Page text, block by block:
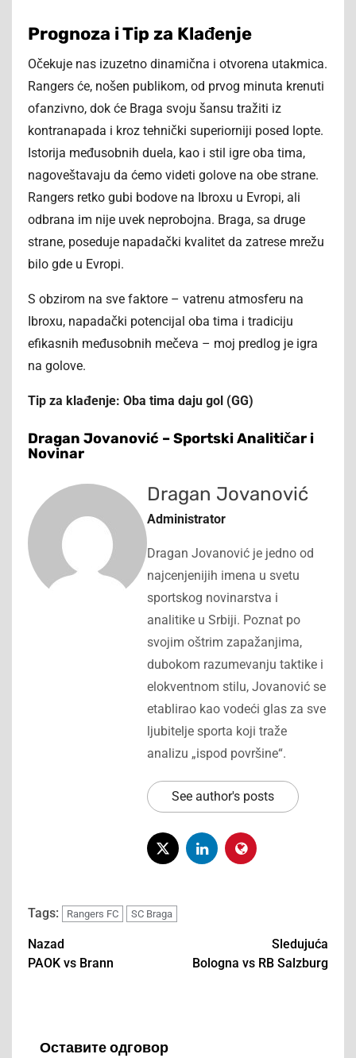
Prognoza i Tip za Klađenje
Očekuje nas izuzetno dinamična i otvorena utakmica.
Rangers će, nošen publikom, od prvog minuta krenuti
ofanzivno, dok će Braga svoju šansu tražiti iz
kontranapada i kroz tehnički superiorniji posed lopte.
Istorija međusobnih duela, kao i stil igre oba tima,
nagoveštavaju da ćemo videti golove na obe strane.
Rangers retko gubi bodove na Ibroxu u Evropi, ali
odbrana im nije uvek neprobojna. Braga, sa druge
strane, poseduje napadački kvalitet da zatrese mrežu
bilo gde u Evropi.
S obzirom na sve faktore – vatrenu atmosferu na
Ibroxu, napadački potencijal oba tima i tradiciju
efikasnih međusobnih mečeva – moj predlog je igra
na golove.
Tip za klađenje: Oba tima daju gol (GG)
Dragan Jovanović – Sportski Analitičar i
Novinar
Dragan Jovanović
Administrator
Dragan Jovanović je jedno od
najcenjenijih imena u svetu
sportskog novinarstva i
analitike u Srbiji. Poznat po
svojim oštrim zapažanjima,
dubokom razumevanju taktike i
elokventnom stilu, Jovanović se
etablirao kao vodeći glas za sve
ljubitelje sporta koji traže
analizu „ispod površine“.
See author's posts
Tags: Rangers FC SC Braga
Post
Nazad
PAOK vs Brann
Sledujuća
Bologna vs RB Salzburg
Оставите одговор